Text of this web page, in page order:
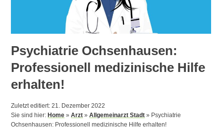
Psychiatrie Ochsenhausen:
Professionell medizinische Hilfe
erhalten!
Zuletzt editiert: 21. Dezember 2022
Sie sind hier:Home »Arzt »Allgemeinarzt Stadt » Psychiatrie
Ochsenhausen: Professionell medizinische Hilfe erhalten!